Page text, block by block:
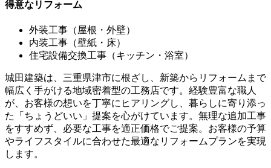
得意なリフォーム
外装工事（屋根・外壁）
内装工事（壁紙・床）
住宅設備交換工事（キッチン・浴室）
城田建築は、三重県津市に根ざし、新築からリフォームまで
幅広く手がける地域密着型の工務店です。経験豊富な職人
が、お客様の想いを丁寧にヒアリングし、暮らしに寄り添っ
た「ちょうどいい」提案を心がけています。無理な追加工事
をすすめず、必要な工事を適正価格でご提案。お客様の予算
やライフスタイルに合わせた最適なリフォームプランを実現
します。